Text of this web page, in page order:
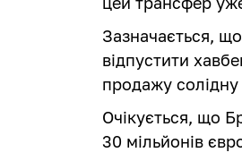
Зазначається,
відпустити
продажу солідну
Очікується, що
30 мільйонів